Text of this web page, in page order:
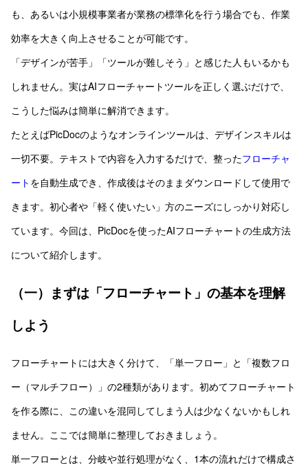
も、あるいは小規模事業者が業務の標準化を行う場合でも、作業
効率を大きく向上させることが可能です。
「デザインが苦手」「ツールが難しそう」と感じた人もいるかも
しれません。実はAIフローチャートツールを正しく選ぶだけで、
こうした悩みは簡単に解消できます。
たとえばPicDocのようなオンラインツールは、デザインスキルは
一切不要。テキストで内容を入力するだけで、整ったフローチャ
ート を自動生成でき、作成後はそのままダウンロードして使用で
きます。初心者や「軽く使いたい」方のニーズにしっかり対応し
ています。今回は、PicDocを使ったAIフローチャートの生成方法
について紹介します。
（一）まずは「フローチャート」の基本を理解
しよう
フローチャートには大きく分けて、「単一フロー」と「複数フロ
ー（マルチフロー）」の2種類があります。初めてフローチャート
を作る際に、この違いを混同してしまう人は少なくないかもしれ
ません。ここでは簡単に整理しておきましょう。
単一フローとは、分岐や並行処理がなく、1本の流れだけで構成さ